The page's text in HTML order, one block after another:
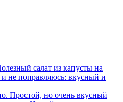
салат из капусты на
не поправляюсь: вкусный и
Простой, но очень вкусный